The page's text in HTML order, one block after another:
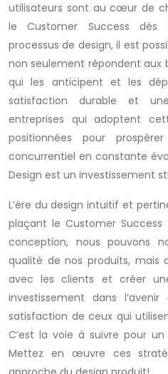
utilisateurs sont au cœur de
le Customer Success dès
processus de design, il est
non seulement répondent aux
qui les anticipent et les
satisfaction durable et
entreprises qui adoptent
positionnées pour
concurrentiel en constante
Design est un investissement
L’ère du design intuitif et
plaçant le Customer
conception, nous pouvons
qualité de nos produits, mais
avec les clients et créer
investissement dans
satisfaction de ceux qui
C’est la voie à suivre pour
Mettez en œuvre ces